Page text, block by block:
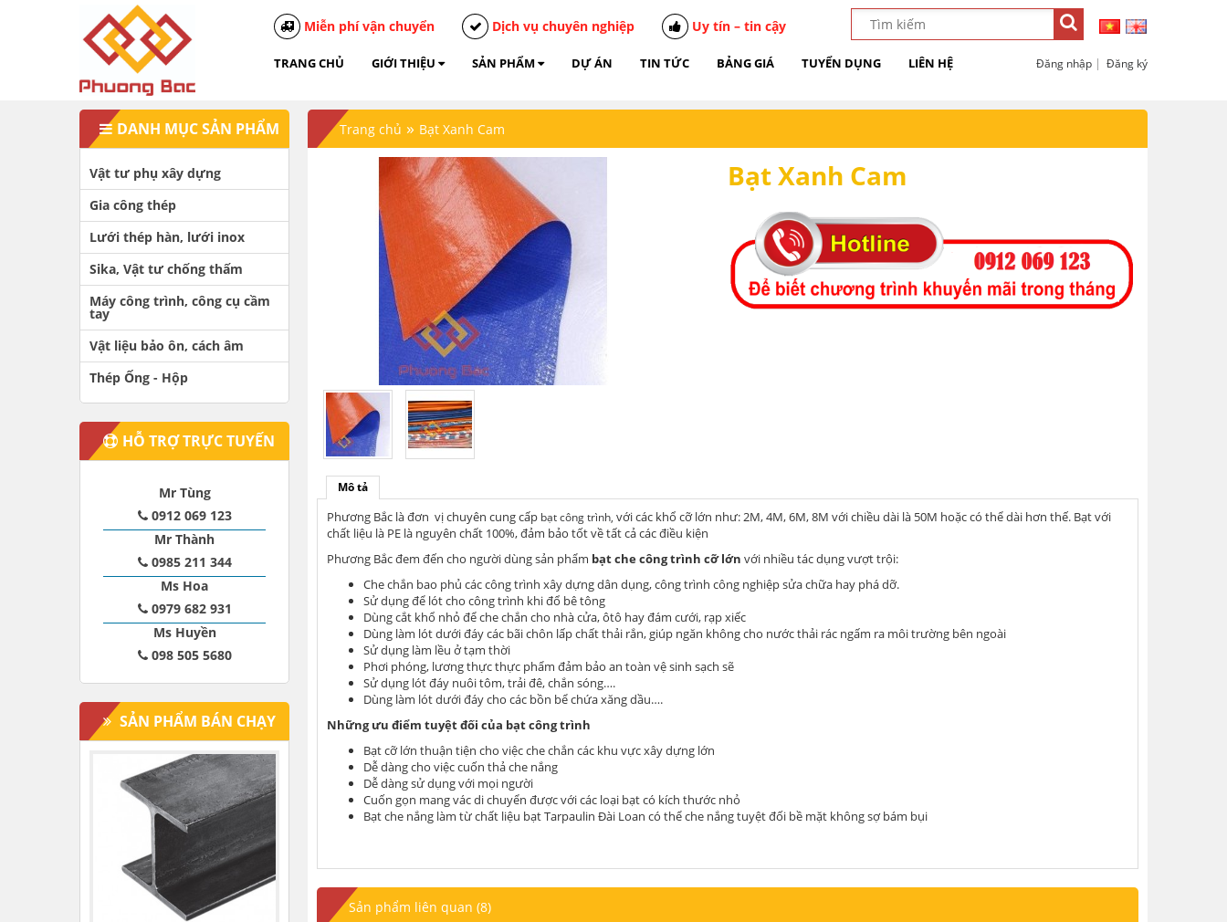
Miễn phí vận chuyển Dịch vụ chuyên nghiệp Uy tín – tin cậy
TRANG CHỦ GIỚI THIỆU SẢN PHẨM DỰ ÁN TIN TỨC BẢNG GIÁ TUYỂN DỤNG LIÊN HỆ Đăng nhập| Đăng ký
DANH MỤC SẢN PHẨM
Vật tư phụ xây dựng
Gia công thép
Lưới thép hàn, lưới inox
Sika, Vật tư chống thấm
Máy công trình, công cụ cầm
tay
Vật liệu bảo ôn, cách âm
Thép Ống - Hộp
HỖ TRỢ TRỰC TUYẾN
Mr Tùng
0912 069 123
Mr Thành
0985 211 344
Ms Hoa
0979 682 931
Ms Huyền
098 505 5680
SẢN PHẨM BÁN CHẠY
Trang chủ » Bạt Xanh Cam
Bạt Xanh Cam
Mô tả
Phương Bắc là đơn vị chuyên cung cấp bạt công trình, với các khổ cỡ lớn như: 2M, 4M, 6M, 8M với chiều dài là 50M hoặc có thể dài hơn thế. Bạt với
chất liệu là PE là nguyên chất 100%, đảm bảo tốt về tất cả các điều kiện
Phương Bắc đem đến cho người dùng sản phẩm bạt che công trình cỡ lớn với nhiều tác dụng vượt trội:
Che chắn bao phủ các công trình xây dựng dân dụng, công trình công nghiệp sửa chữa hay phá dỡ.
Sử dụng để lót cho công trình khi đổ bê tông
Dùng cắt khổ nhỏ để che chắn cho nhà cửa, ôtô hay đám cưới, rạp xiếc
Dùng làm lót dưới đáy các bãi chôn lấp chất thải rắn, giúp ngăn không cho nước thải rác ngấm ra môi trường bên ngoài
Sử dụng làm lều ở tạm thời
Phơi phóng, lương thực thực phẩm đảm bảo an toàn vệ sinh sạch sẽ
Sử dụng lót đáy nuôi tôm, trải đê, chắn sóng….
Dùng làm lót dưới đáy cho các bồn bể chứa xăng dầu….
Những ưu điểm tuyệt đối của bạt công trình
Bạt cỡ lớn thuận tiện cho việc che chắn các khu vực xây dựng lớn
Dễ dàng cho việc cuốn thả che nắng
Dễ dàng sử dụng với mọi người
Cuốn gọn mang vác di chuyển được với các loại bạt có kích thước nhỏ
Bạt che nắng làm từ chất liệu bạt Tarpaulin Đài Loan có thể che nắng tuyệt đối bề mặt không sợ bám bụi
Sản phẩm liên quan (8)